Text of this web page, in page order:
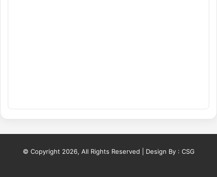
© Copyright 2026, All Rights Reserved | Design By : CSG